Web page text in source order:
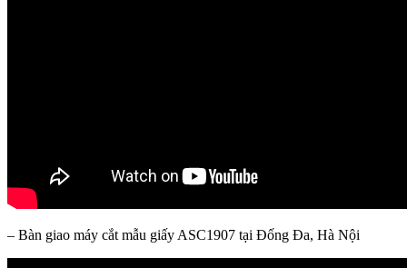
– Bàn giao máy cắt mẫu giấy ASC1907 tại Đống Đa, Hà Nội